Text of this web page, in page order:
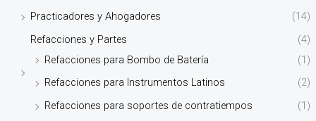
Practicadores y Ahogadores
(14)
Refacciones y Partes
(4)
Refacciones para Bombo de Batería
(1)
Refacciones para Instrumentos Latinos
(2)
Refacciones para soportes de contratiempos
(1)